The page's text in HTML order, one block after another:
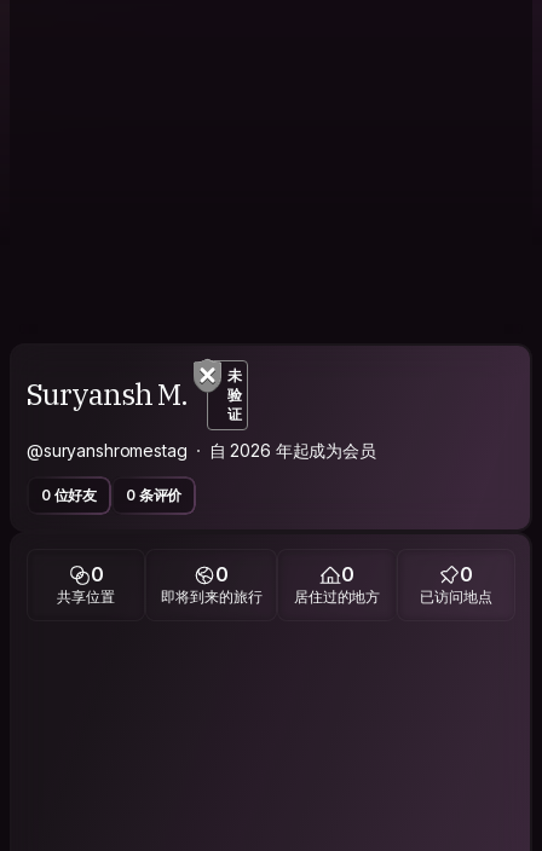
Suryansh M.
未
验
证
@suryanshromestag 自 2026 年起成为会员
0 位好友 0 条评价
0
共享位置
0
即将到来的旅行
0
居住过的地方
0
已访问地点